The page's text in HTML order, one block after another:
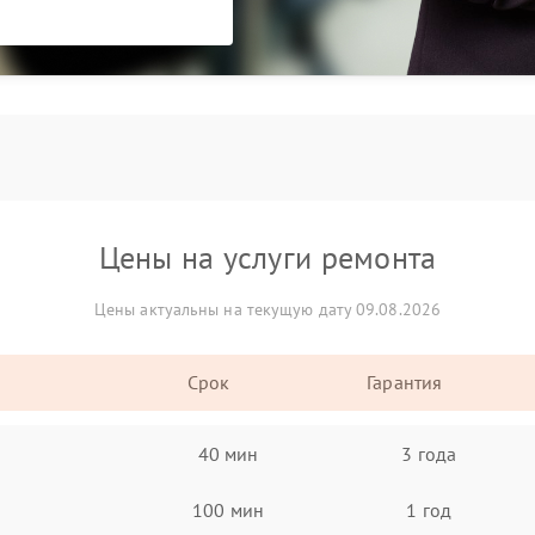
Цены на услуги ремонта
Цены актуальны на текущую дату 09.08.2026
Срок Гарантия
40 мин 3 года
100 мин 1 год